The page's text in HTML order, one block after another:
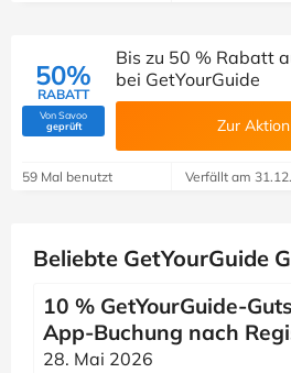
50%
RABATT
Von Savoo
geprüft(Von Savoo geprüft)
Bis zu 50 % Rabatt
bei GetYourGuide
Zur Aktion
59 Mal benutzt Verfällt am
Beliebte GetYourGuide
10 % GetYourGuide-
App-Buchung nach
28. Mai 2026